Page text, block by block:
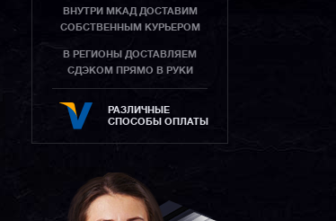
ВНУТРИ МКАД ДОСТАВИМ
СОБСТВЕННЫМ КУРЬЕРОМ
В РЕГИОНЫ ДОСТАВЛЯЕМ
СДЭКОМ ПРЯМО В РУКИ
РАЗЛИЧНЫЕ
СПОСОБЫ ОПЛАТЫ